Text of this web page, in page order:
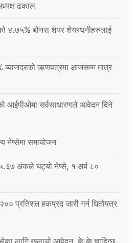
ढकाल
४.७५% बोनस शेयर शेयरधनीहरुलाई
ब्याजदरको ऋणपत्रमा आजसम्म मात्र
आईपीओमा सर्वसाधारणले आवेदन दिने
नेप्सेमा समायोजन
अंकले घट्यो नेप्से, १ अर्ब ८०
प्रतिशत हकप्रद जारी गर्न धितोपत्र